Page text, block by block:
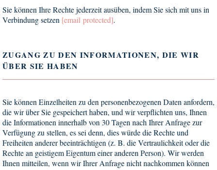
Sie können Ihre Rechte jederzeit ausüben, indem Sie sich mit uns in
Verbindung setzen [email protected].
ZUGANG ZU DEN INFORMATIONEN, DIE WIR
ÜBER SIE HABEN
Sie können Einzelheiten zu den personenbezogenen Daten anfordern,
die wir über Sie gespeichert haben, und wir verpflichten uns, Ihnen
die Informationen innerhalb von 30 Tagen nach Ihrer Anfrage zur
Verfügung zu stellen, es sei denn, dies würde die Rechte und
Freiheiten anderer beeinträchtigen (z. B. die Vertraulichkeit oder die
Rechte an geistigem Eigentum einer anderen Person). Wir werden
Ihnen mitteilen, wenn wir Ihrer Anfrage nicht nachkommen können